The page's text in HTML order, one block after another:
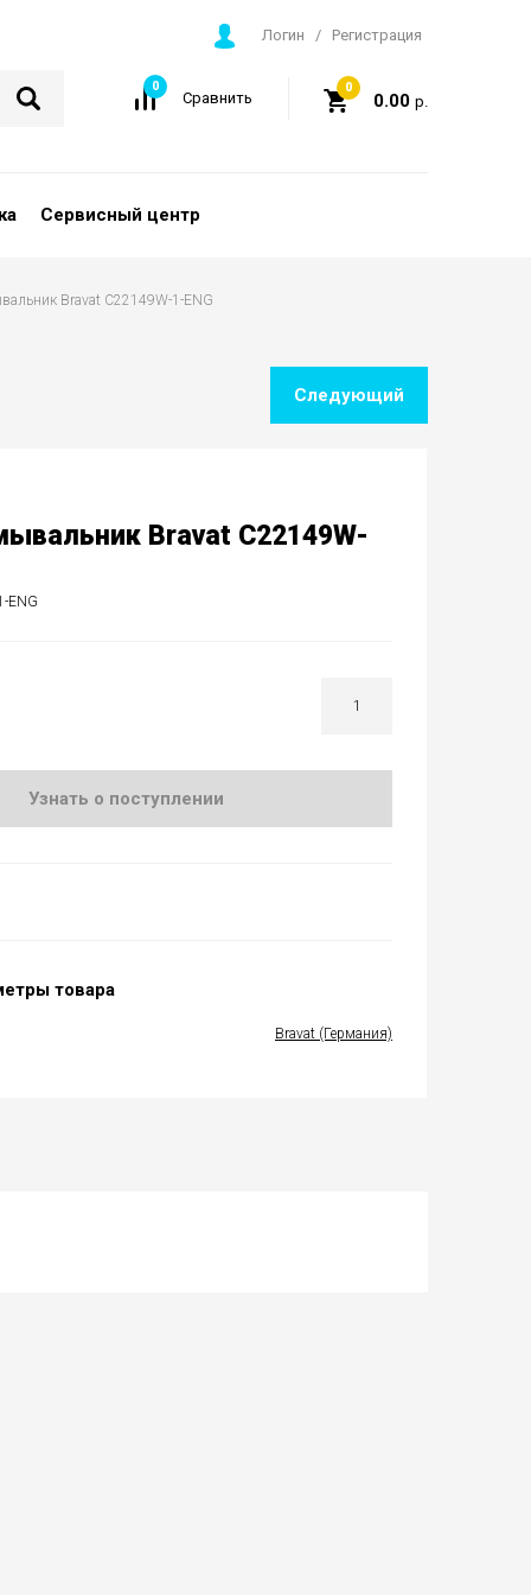
Логин / Регистрация
Сравнить
0 0
0.00 р.
Сервисный центр
Bravat C22149W-1-ENG
Следующий
Bravat C22149W-
ENG
Узнать о поступлении
товара
Bravat (Германия)